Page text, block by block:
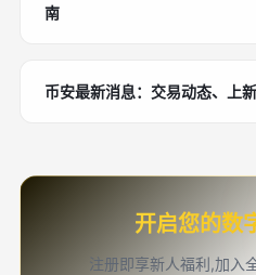
南
币安最新消息：交易动态、上
开启您的数
注册即享新人福利,加入